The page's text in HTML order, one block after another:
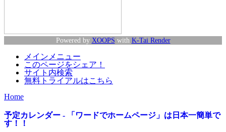
Powered by XOOPS with K-Tai Render
メインメニュー
このページをシェア！
サイト内検索
無料トライアルはこちら
Home
予定カレンダー - 「ワードでホームページ」は日本一簡単で
す！！